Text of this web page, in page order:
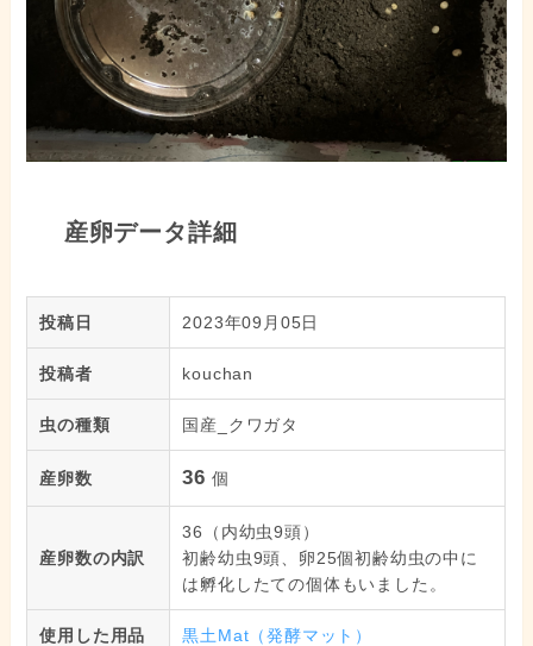
産卵データ詳細
投稿日 2023年09月05日
投稿者 kouchan
虫の種類 国産_クワガタ
産卵数 36 個
産卵数の内訳
36（内幼虫9頭）
初齢幼虫9頭、卵25個初齢幼虫の中に
は孵化したての個体もいました。
使用した用品 黒土Mat（発酵マット）